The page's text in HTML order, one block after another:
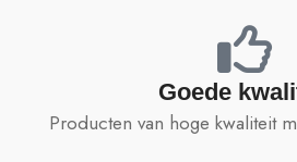
Goede
Producten van hoge kwaliteit